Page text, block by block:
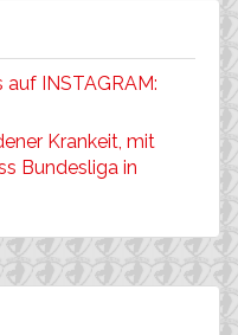
INSTAGRAM:
Krankeit, mit
Bundesliga in